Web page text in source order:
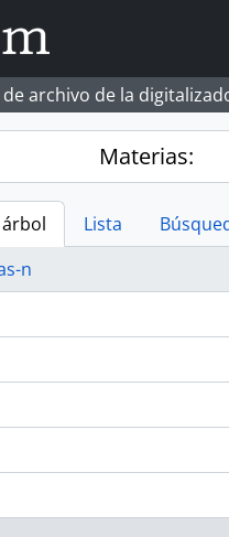
archivo de la
Materias:
Lista
n